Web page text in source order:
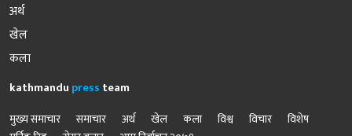
अर्थ
खेल
कला
kathmandu press team
मुख्य समाचार
समाचार अर्थ खेल कला विश्व विचार
विशेष